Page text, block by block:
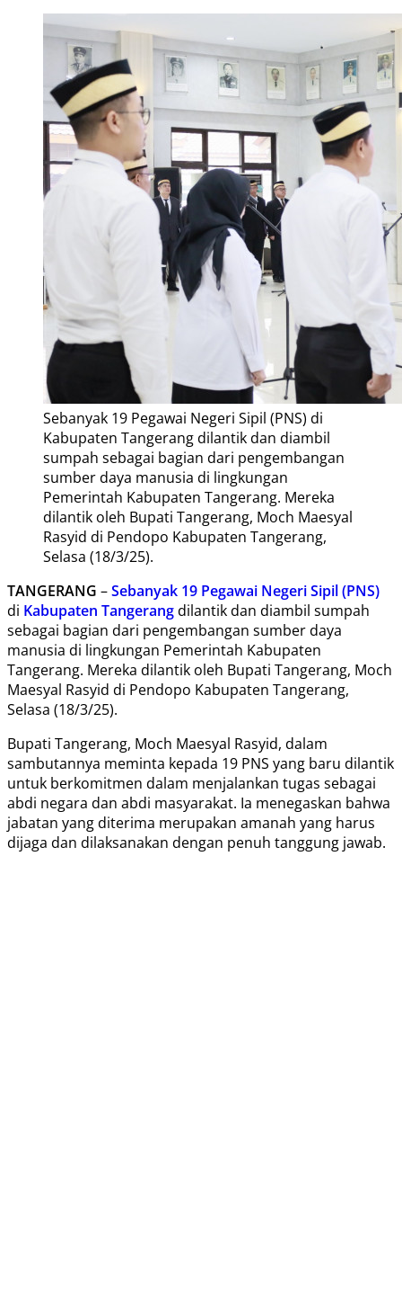
Sebanyak 19 Pegawai Negeri Sipil (PNS) di
Kabupaten Tangerang dilantik dan diambil
sumpah sebagai bagian dari pengembangan
sumber daya manusia di lingkungan
Pemerintah Kabupaten Tangerang. Mereka
dilantik oleh Bupati Tangerang, Moch Maesyal
Rasyid di Pendopo Kabupaten Tangerang,
Selasa (18/3/25).
TANGERANG –Sebanyak 19 Pegawai Negeri Sipil (PNS)
di Kabupaten Tangerangdilantik dan diambil sumpah
sebagai bagian dari pengembangan sumber daya
manusia di lingkungan Pemerintah Kabupaten
Tangerang. Mereka dilantik oleh Bupati Tangerang, Moch
Maesyal Rasyid di Pendopo Kabupaten Tangerang,
Selasa (18/3/25).
Bupati Tangerang, Moch Maesyal Rasyid, dalam
sambutannya meminta kepada 19 PNS yang baru dilantik
untuk berkomitmen dalam menjalankan tugas sebagai
abdi negara dan abdi masyarakat. Ia menegaskan bahwa
jabatan yang diterima merupakan amanah yang harus
dijaga dan dilaksanakan dengan penuh tanggung jawab.